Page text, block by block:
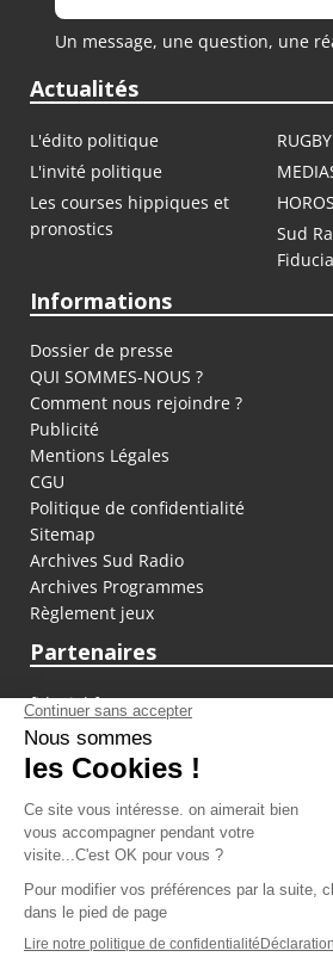
Un message, une question, une
Actualités
L'édito politique
RUGBY
L'invité politique
Les courses hippiques et
pronostics
Sud
Informations
Dossier de presse
QUI SOMMES-NOUS ?
Comment nous rejoindre ?
Publicité
Mentions Légales
CGU
Politique de confidentialité
Sitemap
Archives Sud Radio
Archives Programmes
Règlement jeux
Partenaires
fiducial.fr
lyoncapitale.fr
olympique-et-lyonnais.com
L'application Iphone /
Téléchargez
Les cookies